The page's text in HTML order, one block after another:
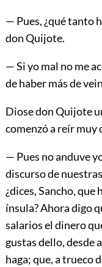
— Pues, ¿qué tanto
don Quijote.
— Si yo mal no me
de haber más de
Diose don Quijote
comenzó a reír muy
— Pues no anduve
discurso de
¿dices, Sancho,
ínsula? Ahora digo
salarios el dinero
gustas dello, desde
haga; que, a trueco